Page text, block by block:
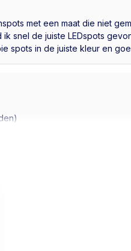
met een maat die niet
snel de juiste LEDspots
spots in de juiste kleur en
warmlicht.